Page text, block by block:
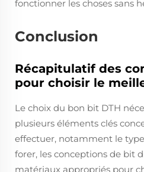
fonctionner les choses sans
Conclusion
Récapitulatif des
pour choisir le
Le choix du bon bit DTH
plusieurs éléments clés
effectuer, notamment le
forer, les conceptions de bit
matériaux appropriés pour